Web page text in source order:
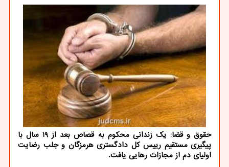
حقوق و قضا: یک زندانی محکوم به قصاص بعد از 19 سال با
پیگیری مستقیم رییس کل دادگستری هرمزگان و جلب رضایت
اولیای دم از مجازات رهایی یافت.